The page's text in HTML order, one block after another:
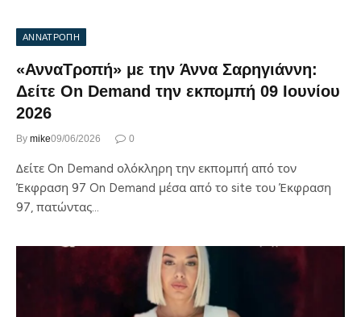
ΑΝΝΑΤΡΟΠΗ
«ΑνναΤροπή» με την Άννα Σαρηγιάννη:
Δείτε On Demand την εκπομπή 09 Ιουνίου
2026
By mike09/06/2026 0
Δείτε On Demand ολόκληρη την εκπομπή από τον
Έκφραση 97 On Demand μέσα από το site του Έκφραση
97, πατώντας…